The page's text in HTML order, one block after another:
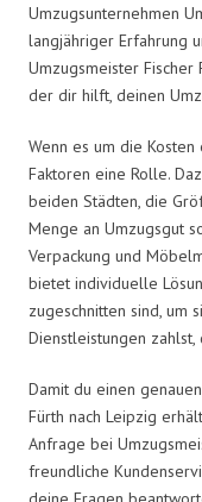
Umzugsunternehmen
langjähriger Erfahrung
Umzugsmeister Fischer
der dir hilft, deinen
Wenn es um die
Faktoren eine Rolle.
beiden Städten, die
Menge an Umzugsgut
Verpackung und
bietet individuelle
zugeschnitten sind, um
Dienstleistungen
Damit du einen
Fürth nach Leipzig
Anfrage bei
freundliche